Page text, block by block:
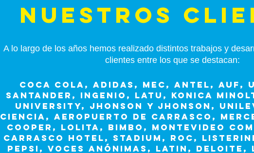
NUESTROs
A lo largo de los años hemos realizado distintos trabajos y
clientes entre los que se destacan:
COCA COLA, ADIDAS, MEC, ANTEL, AUF,
SANTANDER, INGENIO, LATU, KONICA
UNIVERSITY, JHONSON Y JHONSON,
CIENCIA, AEROPUERTO DE CARRASCO,
COOPER, LOLITA, BIMBO, MONTEVIDEO
CARRASCO HOTEL, STADIUM, ROC,
PEPSI, VOCES ANÓNIMAS, LATIN, DELOITE,